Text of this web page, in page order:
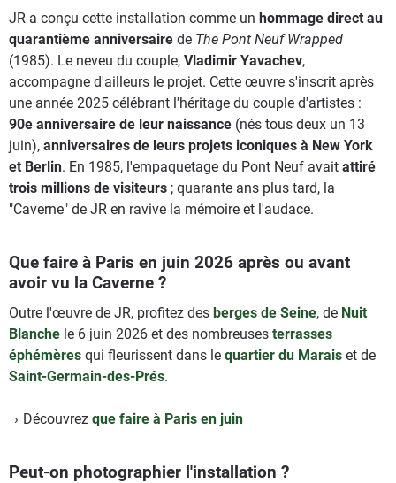
JR a conçu cette installation comme un hommage direct au
quarantième anniversaire de The Pont Neuf Wrapped
(1985). Le neveu du couple, Vladimir Yavachev,
accompagne d'ailleurs le projet. Cette œuvre s'inscrit après
une année 2025 célébrant l'héritage du couple d'artistes :
90e anniversaire de leur naissance (nés tous deux un 13
juin), anniversaires de leurs projets iconiques à New York
et Berlin. En 1985, l'empaquetage du Pont Neuf avait attiré
trois millions de visiteurs ; quarante ans plus tard, la
"Caverne" de JR en ravive la mémoire et l'audace.
Que faire à Paris en juin 2026 après ou avant
avoir vu la Caverne ?
Outre l'œuvre de JR, profitez des berges de Seine, de Nuit
Blanche le 6 juin 2026 et des nombreuses terrasses
éphémères qui fleurissent dans le quartier du Marais et de
Saint-Germain-des-Prés.
Découvrez que faire à Paris en juin
Peut-on photographier l'installation ?